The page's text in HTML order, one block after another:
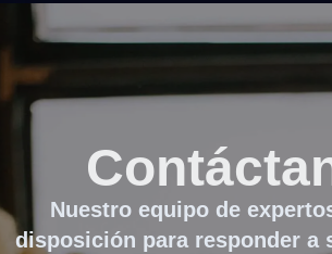
Nuestro equipo de
disposición para responder a